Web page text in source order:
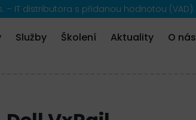
IT distributora s přidanou hodnotou (VAD).
Služby Školení Aktuality O nás